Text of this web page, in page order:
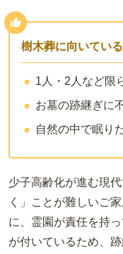
樹木葬に向いてい
1人・2人など限
お墓の跡継ぎに
自然の中で眠り
少子高齢化が進む現
く」ことが難しいご
に、霊園が責任を持
が付いているため、